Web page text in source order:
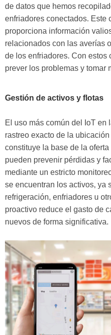
de datos que hemos
enfriadores conectados. Este
proporciona información
relacionados con las averías
de los enfriadores. Con estos
prever los problemas y tomar
Gestión de activos y flotas
El uso más común del IoT en
rastreo exacto de la
constituye la base de la
pueden prevenir pérdidas y
mediante un estricto
se encuentran los activos, ya
refrigeración, enfriadores u
proactivo reduce el gasto de
nuevos de forma significativa.